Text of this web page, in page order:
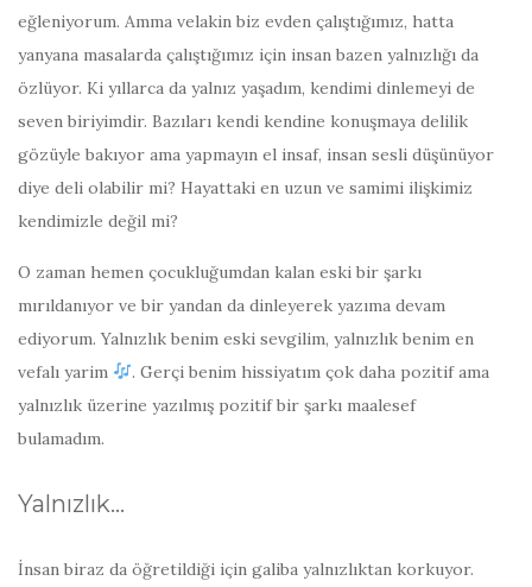
eğleniyorum. Amma velakin biz evden çalıştığımız, hatta
yanyana masalarda çalıştığımız için insan bazen yalnızlığı da
özlüyor. Ki yıllarca da yalnız yaşadım, kendimi dinlemeyi de
seven biriyimdir. Bazıları kendi kendine konuşmaya delilik
gözüyle bakıyor ama yapmayın el insaf, insan sesli düşünüyor
diye deli olabilir mi? Hayattaki en uzun ve samimi ilişkimiz
kendimizle değil mi?
O zaman hemen çocukluğumdan kalan eski bir şarkı
mırıldanıyor ve bir yandan da dinleyerek yazıma devam
ediyorum. Yalnızlık benim eski sevgilim, yalnızlık benim en
vefalı yarim
. Gerçi benim hissiyatım çok daha pozitif ama
yalnızlık üzerine yazılmış pozitif bir şarkı maalesef
bulamadım.
Yalnızlık…
İnsan biraz da öğretildiği için galiba yalnızlıktan korkuyor.